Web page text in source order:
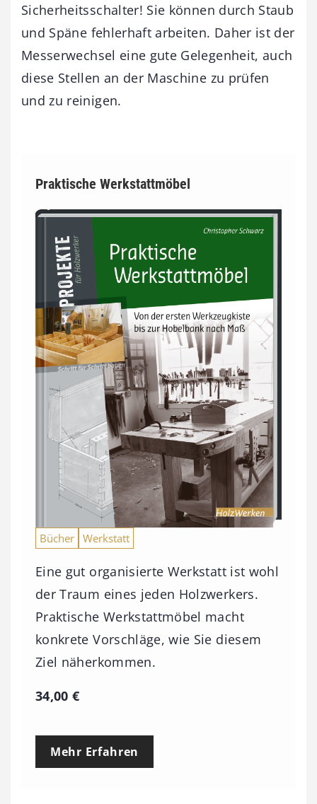
Sicherheitsschalter! Sie können durch Staub
und Späne fehlerhaft arbeiten. Daher ist der
Messerwechsel eine gute Gelegenheit, auch
diese Stellen an der Maschine zu prüfen
und zu reinigen.
Praktische Werkstattmöbel
Bücher Werkstatt
Eine gut organisierte Werkstatt ist wohl
der Traum eines jeden Holzwerkers.
Praktische Werkstattmöbel macht
konkrete Vorschläge, wie Sie diesem
Ziel näherkommen.
34,00€
Mehr Erfahren